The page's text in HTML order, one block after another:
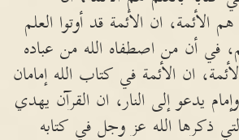
الأئمة، ان الأئمة قد أوتوا العلم
في أن من اصطفاه الله من عباده
ان الأئمة في كتاب الله إمامان
يدعو إلى النار، ان القرآن يهدي
ذكرها الله عز وجل في كتابه